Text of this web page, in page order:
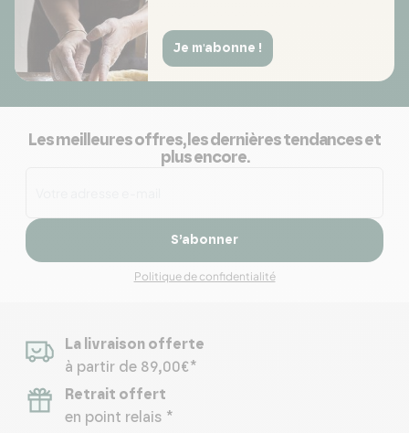
Je m'abonne !
Les meilleures offres, les dernières tendances et
plus encore.
S’abonner
Politique de confidentialité
La livraison offerte
à partir de 89,00€*
Retrait offert
en point relais *